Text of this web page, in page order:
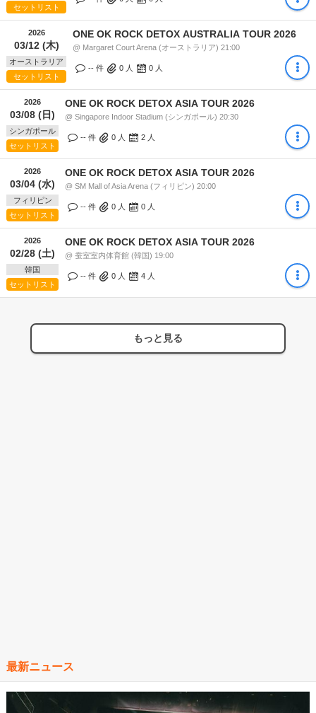
セットリスト
2026
03/12 (木)
オーストラリア
セットリスト
ONE OK ROCK DETOX AUSTRALIA TOUR 2026
@ Margaret Court Arena (オーストラリア) 21:00
-- 件 0 人 0 人
2026
03/08 (日)
シンガポール
セットリスト
ONE OK ROCK DETOX ASIA TOUR 2026
@ Singapore Indoor Stadium (シンガポール) 20:30
-- 件 0 人 2 人
2026
03/04 (水)
フィリピン
セットリスト
ONE OK ROCK DETOX ASIA TOUR 2026
@ SM Mall of Asia Arena (フィリピン) 20:00
-- 件 0 人 0 人
2026
02/28 (土)
韓国
セットリスト
ONE OK ROCK DETOX ASIA TOUR 2026
@ 蚕室室内体育館 (韓国) 19:00
-- 件 0 人 4 人
もっと見る
最新ニュース